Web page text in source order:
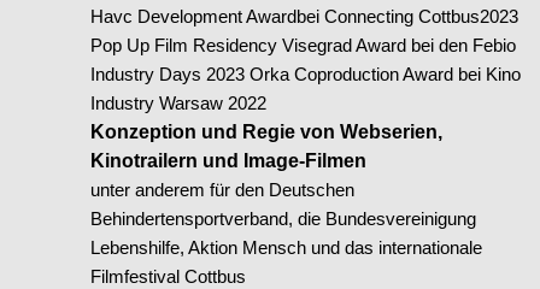
Havc Development Awardbei Connecting Cottbus2023
Pop Up Film Residency Visegrad Award bei den Febio
Industry Days 2023 Orka Coproduction Award bei Kino
Industry Warsaw 2022
Konzeption und Regie von Webserien,
Kinotrailern und Image-Filmen
unter anderem für den Deutschen
Behindertensportverband, die Bundesvereinigung
Lebenshilfe, Aktion Mensch und das internationale
Filmfestival Cottbus